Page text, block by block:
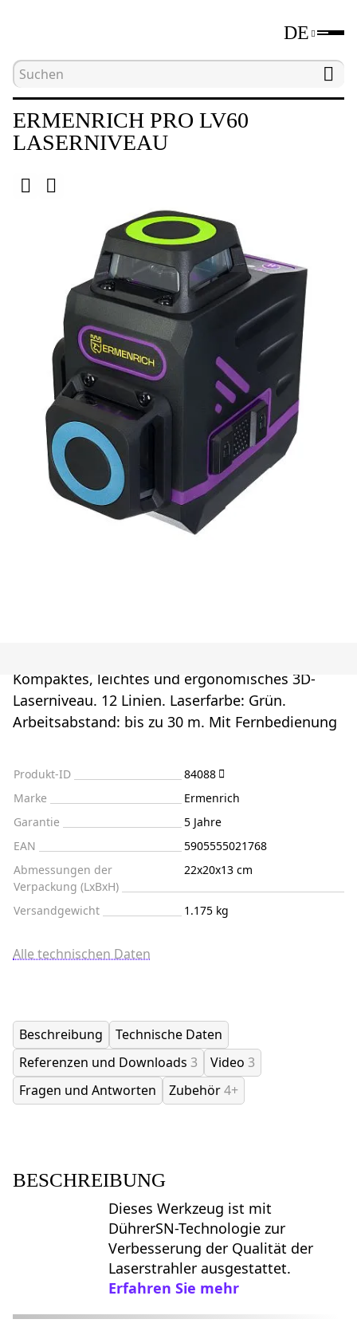
DE
Hauptseite Laser- und optische
ERMENRICH PRO LV60
LASERNIVEAU
Kompaktes, leichtes und ergonomisches 3D-
Laserniveau. 12 Linien. Laserfarbe: Grün.
Arbeitsabstand: bis zu 30 m. Mit Fernbedienung
Produkt-ID
84088
Marke
Ermenrich
Garantie
5 Jahre
EAN
5905555021768
Abmessungen der
Verpackung (LxBxH)
22x20x13 cm
Versandgewicht 1.175 kg
Alle technischen Daten
Beschreibung
Technische Daten
Referenzen und Downloads 3 Video 3
Fragen und Antworten
Zubehör4+
BESCHREIBUNG
Dieses Werkzeug ist mit
DührerSN-Technologie zur
Verbesserung der Qualität der
Laserstrahler ausgestattet.
Erfahren Sie mehr